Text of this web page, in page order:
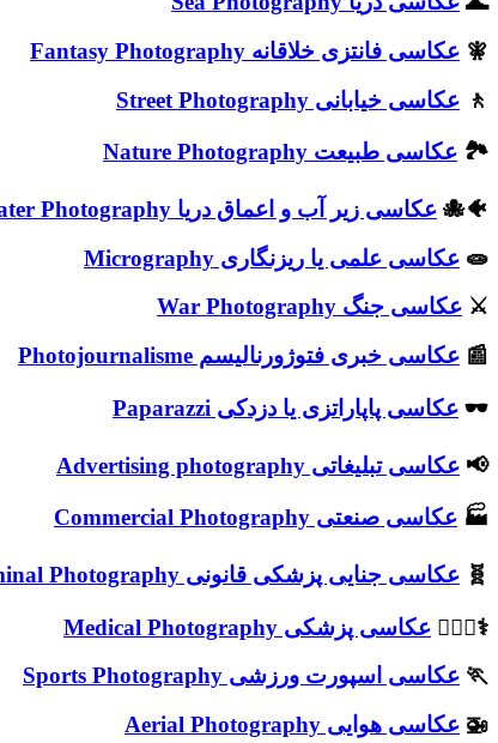
🧚 عکاسی فانتزی خلاقانه Fantasy Photography
🚶 عکاسی خیابانی Street Photography
🏞️ عکاسی طبیعت Nature Photography
🐠🐙 عکاسی زیر آب و اعماق دریا Underwater Photography
🧫 عکاسی علمی یا ریزنگاری Micrography
⚔️ عکاسی جنگ War Photography
📰 عکاسی خبری فتوژورنالیسم Photojournalisme
🕶️ عکاسی پاپاراتزی یا دزدکی Paparazzi
📢 عکاسی تبلیغاتی Advertising photography
🏭 عکاسی صنعتی Commercial Photography
🧬 عکاسی جنایی پزشکی قانونی Criminal Photography
⚕️👩🏻‍⚕️ عکاسی پزشکی Medical Photography
🏃 عکاسی اسپورت ورزشی Sports Photography
🚁 عکاسی هوایی Aerial Photography